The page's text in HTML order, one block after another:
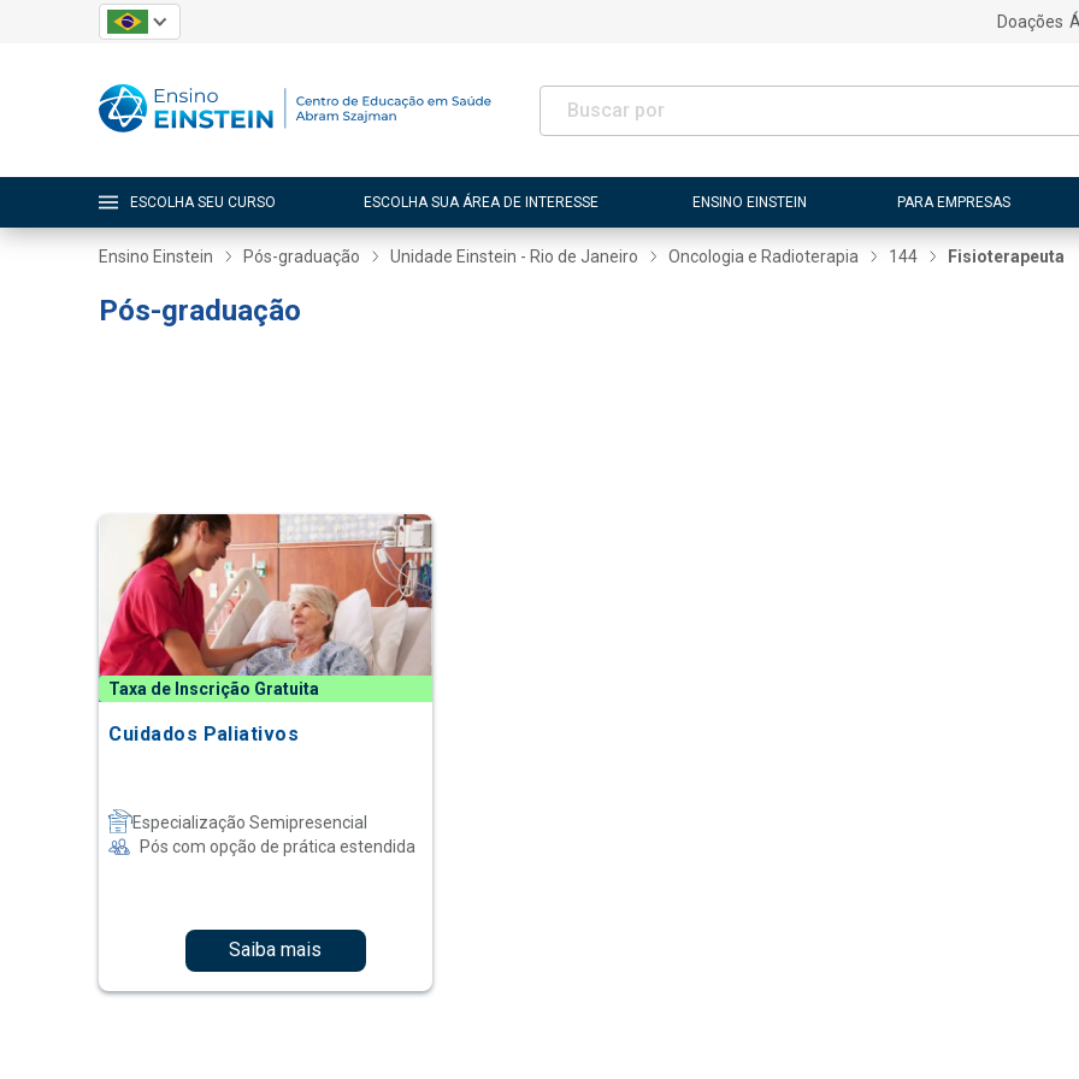
Doações
ESCOLHA SEU CURSO ESCOLHA SUA ÁREA DE INTERESSE ENSINO EINSTEIN PARA EMPRESAS
Ensino Einstein Pós-graduação Unidade Einstein - Rio de Janeiro Oncologia e Radioterapia 144 Fisioterapeuta
Pós-graduação
Taxa de Inscrição Gratuita
Cuidados Paliativos
Especialização Semipresencial
Pós com opção de prática estendida
Saiba mais